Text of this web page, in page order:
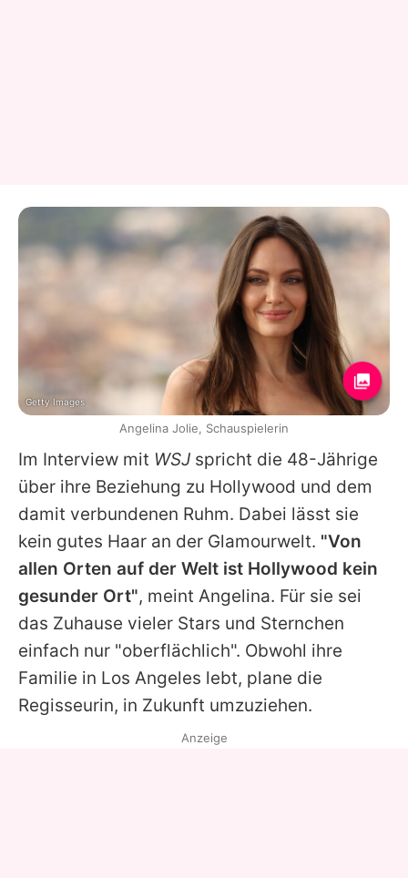
Im Interview mit WSJ spricht die 48-Jährige
über ihre Beziehung zu Hollywood und dem
damit verbundenen Ruhm. Dabei lässt sie
kein gutes Haar an der Glamourwelt. "Von
allen Orten auf der Welt ist Hollywood kein
gesunder Ort", meint Angelina. Für sie sei
das Zuhause vieler Stars und Sternchen
einfach nur "oberflächlich". Obwohl ihre
Familie in Los Angeles lebt, plane die
Regisseurin, in Zukunft umzuziehen.
Getty Images
Angelina Jolie, Schauspielerin
Anzeige